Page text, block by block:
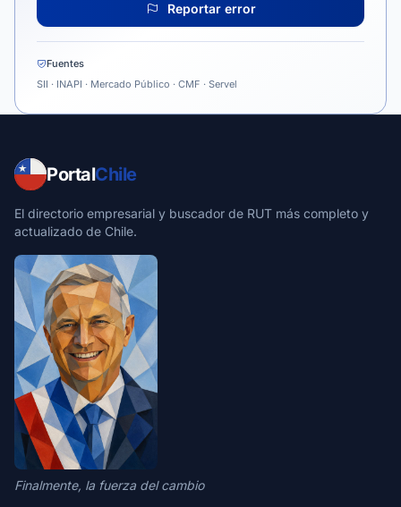
Reportar error
Fuentes
SII · INAPI · Mercado Público · CMF · Servel
PortalChile
El directorio empresarial y buscador de RUT más completo y
actualizado de Chile.
Finalmente, la fuerza del cambio